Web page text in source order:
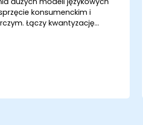
konsumenckim i
Łączy kwantyzację
wiersza poleceń,